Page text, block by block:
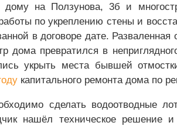
дому на Ползунова, 3б и
по укреплению стены и
в договоре дате. Разваленная
дома превратился в
укрыть места бывшей
капитального ремонта дома по
сделать водоотводные
нашёл техническое решение